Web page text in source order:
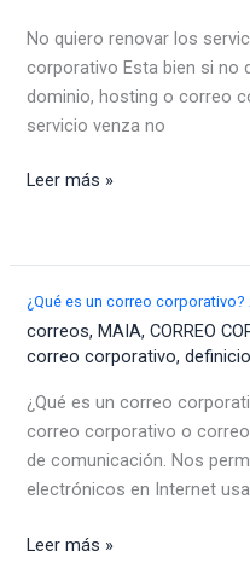
No quiero renovar los
corporativo Esta bien si no
dominio, hosting o correo
servicio venza no
No
los
servicios
dominio,
hosting,
corporativo
Leer más »
¿Qué es un correo
correos,MAIA,CORREO
correo corporativo,
¿Qué es un correo
correo corporativo o
de comunicación. Nos
electrónicos en Internet
¿Qué
Leer más »